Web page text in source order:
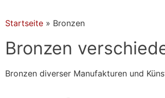
Startseite » Bronzen
Bronzen
Bronzen diverser Manufakturen und